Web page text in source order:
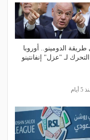
الدومينو.. أوروبا
التحرك لـ "عزل" إنفانتينو
أيام